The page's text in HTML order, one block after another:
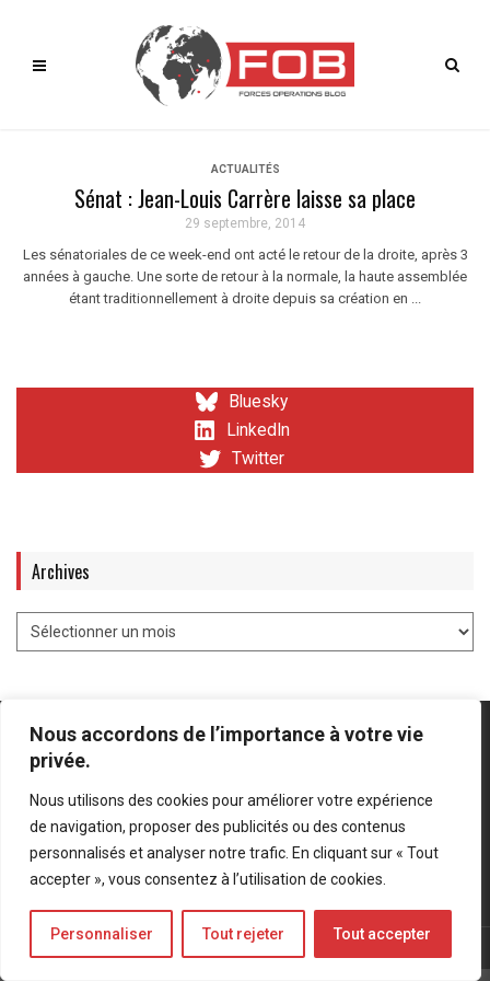
Nous accordons de l’importance à votre vie
privée.
Nous utilisons des cookies pour améliorer votre expérience
de navigation, proposer des publicités ou des contenus
personnalisés et analyser notre trafic. En cliquant sur « Tout
accepter », vous consentez à l’utilisation de cookies.
Personnaliser Tout rejeter Tout accepter
ACTUALITÉS
Sénat : Jean-Louis Carrère laisse sa place
29 septembre, 2014
Les sénatoriales de ce week-end ont acté le retour de la droite, après 3
années à gauche. Une sorte de retour à la normale, la haute assemblée
étant traditionnellement à droite depuis sa création en ...
Bluesky
LinkedIn
Twitter
Archives
Mentions légales-Politique de confidentialité
Bluesky
LinkedIn
Twitter
© Forces Operations Blog - 2022